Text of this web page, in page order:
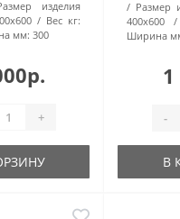
изделия
Вес кг:
мм: 300
+
Размер
400х600
Ширина
1
-
В